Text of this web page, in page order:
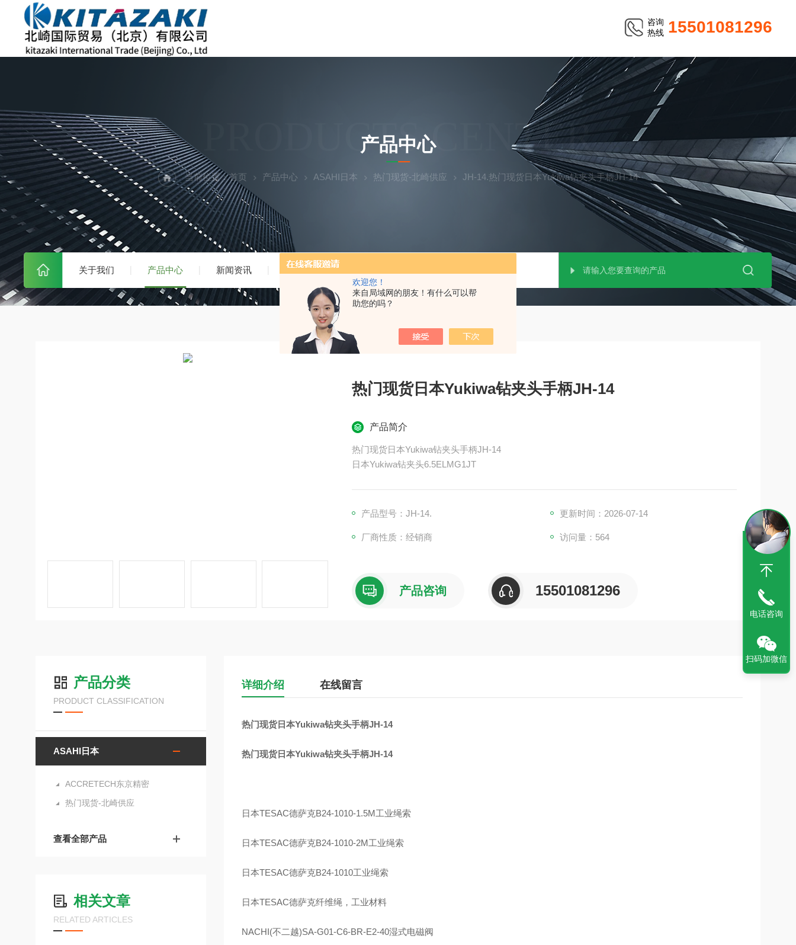
欢迎您！
来自局域网的朋友！有什么可以帮
助您的吗？
咨询
热线 15501081296
关于我们 产品中心 新闻资讯 技术文章
PRODUCTS CENTER
产品中心
当前位置：首页 产品中心 ASAHI日本 热门现货-北崎供应 JH-14.热门现货日本Yukiwa钻夹头手柄JH-14
热门现货日本Yukiwa钻夹头手柄JH-14
产品简介
热门现货日本Yukiwa钻夹头手柄JH-14
日本Yukiwa钻夹头6.5ELMG1JT
产品型号：JH-14. 更新时间：2026-07-14
厂商性质：经销商 访问量：564
产品咨询 15501081296
产品分类
PRODUCT CLASSIFICATION
ASAHI日本
ACCRETECH东京精密
热门现货-北崎供应
查看全部产品
相关文章
RELATED ARTICLES
详细介绍 在线留言
热门现货日本Yukiwa钻夹头手柄JH-14
热门现货日本Yukiwa钻夹头手柄JH-14
日本TESAC德萨克B24-1010-1.5M工业绳索
日本TESAC德萨克B24-1010-2M工业绳索
日本TESAC德萨克B24-1010工业绳索
日本TESAC德萨克纤维绳，工业材料
NACHI(不二越)SA-G01-C6-BR-E2-40湿式电磁阀
电话咨询
扫码加微信